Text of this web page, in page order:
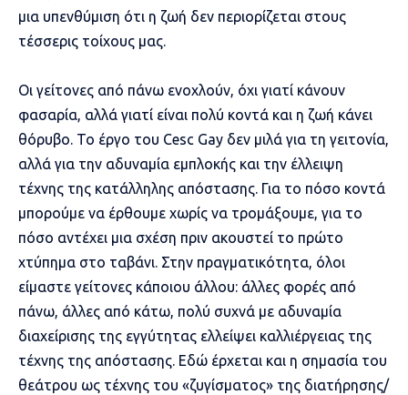
μια υπενθύμιση ότι η ζωή δεν περιορίζεται στους
τέσσερις τοίχους μας.
Οι γείτονες από πάνω ενοχλούν, όχι γιατί κάνουν
φασαρία, αλλά γιατί είναι πολύ κοντά και η ζωή κάνει
θόρυβο. Το έργο του Cesc Gay δεν μιλά για τη γειτονία,
αλλά για την αδυναμία εμπλοκής και την έλλειψη
τέχνης της κατάλληλης απόστασης. Για το πόσο κοντά
μπορούμε να έρθουμε χωρίς να τρομάξουμε, για το
πόσο αντέχει μια σχέση πριν ακουστεί το πρώτο
χτύπημα στο ταβάνι. Στην πραγματικότητα, όλοι
είμαστε γείτονες κάποιου άλλου: άλλες φορές από
πάνω, άλλες από κάτω, πολύ συχνά με αδυναμία
διαχείρισης της εγγύτητας ελλείψει καλλιέργειας της
τέχνης της απόστασης. Εδώ έρχεται και η σημασία του
θεάτρου ως τέχνης του «ζυγίσματος» της διατήρησης/